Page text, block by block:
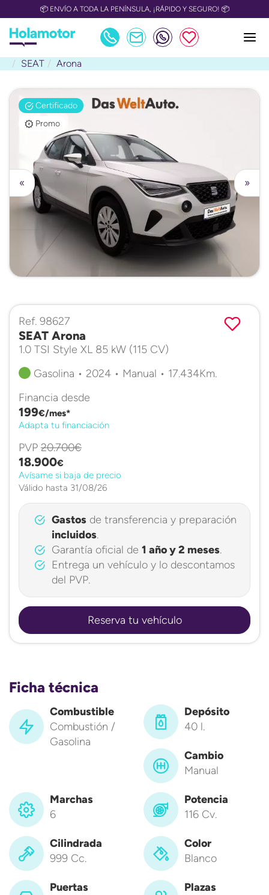
📦 ENVÍO A TODA LA PENÍNSULA, ¡RÁPIDO Y SEGURO! 📦
SEAT Arona
Certificado
Promo
»
«
Ref. 98627
SEAT Arona
1.0 TSI Style XL 85 kW (115 CV)
Gasolina • 2024 • Manual • 17.434Km.
Financia desde
199€/mes*
Adapta tu financiación
PVP 20.700€
18.900€
Avísame si baja de precio
Válido hasta 31/08/26
Gastosde transferencia y preparación
incluidos.
Garantía oficial de 1 año y 2 meses.
Entrega un vehículo y lo descontamos
del PVP.
Reserva tu vehículo
Ficha técnica
Combustible
Combustión /
Gasolina
Depósito
40 l.
Cambio
Manual
Marchas
6
Potencia
116 Cv.
Cilindrada
999 Cc.
Color
Blanco
Puertas
Plazas